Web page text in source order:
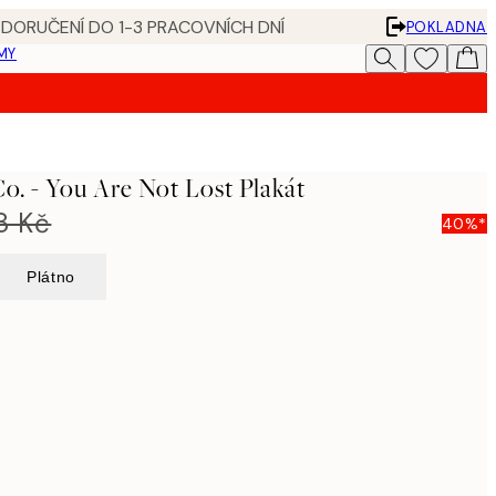
DO 1-3 PRACOVNÍCH DNÍ
POKLADNA
- You Are Not Lost Plakát
Kč 40%*
Plátno